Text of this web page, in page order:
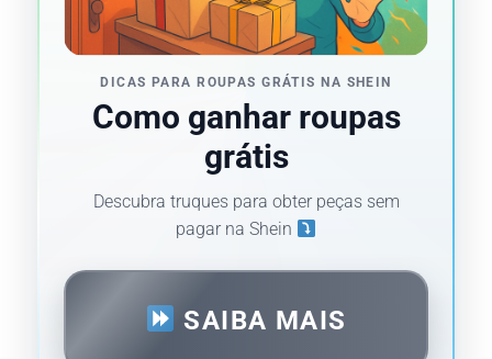
DICAS PARA ROUPAS GRÁTIS NA SHEIN
Como ganhar roupas
grátis
Descubra truques para obter peças sem
pagar na Shein
SAIBA MAIS